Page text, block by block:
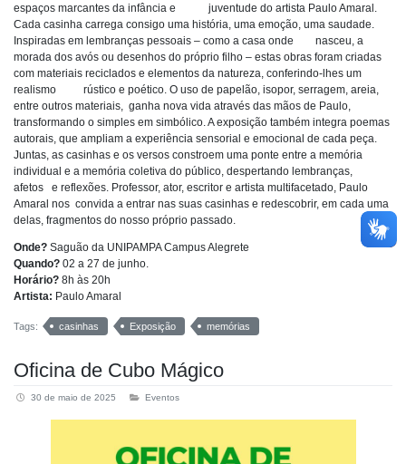
espaços marcantes da infância e juventude do artista Paulo Amaral.
Cada casinha carrega consigo uma história, uma emoção, uma saudade.
Inspiradas em lembranças pessoais – como a casa onde nasceu, a
morada dos avós ou desenhos do próprio filho – estas obras foram criadas
com materiais reciclados e elementos da natureza, conferindo-lhes um
realismo rústico e poético. O uso de papelão, isopor, serragem, areia,
entre outros materiais, ganha nova vida através das mãos de Paulo,
transformando o simples em simbólico. A exposição também integra poemas
autorais, que ampliam a experiência sensorial e emocional de cada peça.
Juntas, as casinhas e os versos constroem uma ponte entre a memória
individual e a memória coletiva do público, despertando lembranças,
afetos e reflexões. Professor, ator, escritor e artista multifacetado, Paulo
Amaral nos convida a entrar nas suas casinhas e redescobrir, em cada uma
delas, fragmentos do nosso próprio passado.
Onde? Saguão da UNIPAMPA Campus Alegrete
Quando? 02 a 27 de junho.
Horário? 8h às 20h
Artista: Paulo Amaral
Tags: casinhas Exposição memórias
Oficina de Cubo Mágico
30 de maio de 2025 Eventos